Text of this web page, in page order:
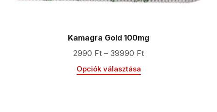
Kamagra Gold 100mg
2990 Ft – 39990 Ft
Opciók választása